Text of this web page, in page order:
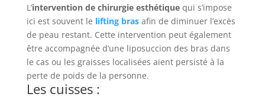
L’intervention de chirurgie esthétique qui s’impose
ici est souvent le lifting brasafin de diminuer l’excès
de peau restant. Cette intervention peut également
être accompagnée d’une liposuccion des bras dans
le cas ou les graisses localisées aient persisté à la
perte de poids de la personne.
Les cuisses :